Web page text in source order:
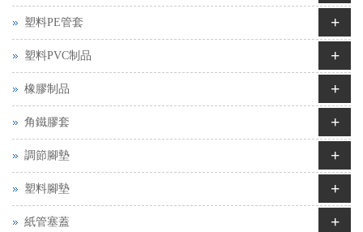
塑料PE管套 +
塑料PVC制品 +
橡膠制品 +
角鐵膠套 +
調節腳墊 +
塑料腳墊 +
紙管塞蓋 +